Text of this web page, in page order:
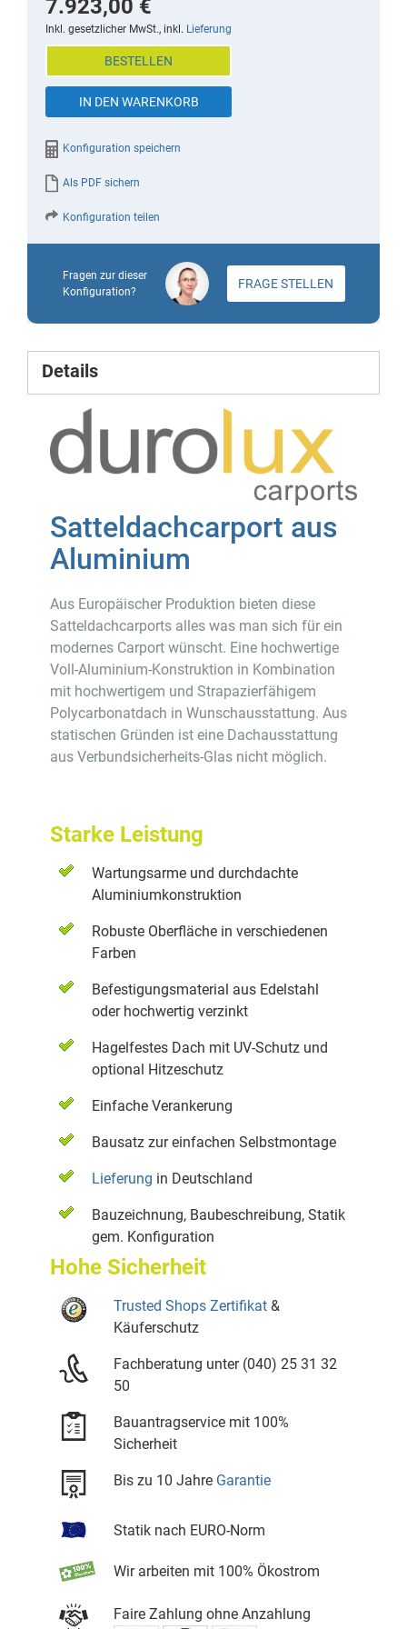
images
7.923,00 €
Inkl. gesetzlicher MwSt., inkl. Lieferung
IN DEN WARENKORB
BESTELLEN
Konfiguration speichern
Als PDF sichern
Konfiguration teilen
Fragen zur dieser
Konfiguration?
FRAGE STELLEN
Details
Satteldachcarport aus
Aluminium
Aus Europäischer Produktion bieten diese
Satteldachcarports alles was man sich für ein
modernes Carport wünscht. Eine hochwertige
Voll-Aluminium-Konstruktion in Kombination
mit hochwertigem und Strapazierfähigem
Polycarbonatdach in Wunschausstattung. Aus
statischen Gründen ist eine Dachausstattung
aus Verbundsicherheits-Glas nicht möglich.
Starke Leistung
Wartungsarme und durchdachte
Aluminiumkonstruktion
Robuste Oberfläche in verschiedenen
Farben
Befestigungsmaterial aus Edelstahl
oder hochwertig verzinkt
Hagelfestes Dach mit UV-Schutz und
optional Hitzeschutz
Einfache Verankerung
Bausatz zur einfachen Selbstmontage
Lieferung in Deutschland
Bauzeichnung, Baubeschreibung, Statik
gem. Konfiguration
Hohe Sicherheit
Trusted Shops Zertifikat &
Käuferschutz
Fachberatung unter (040) 25 31 32
50
Bauantragservice mit 100%
Sicherheit
Bis zu 10 Jahre Garantie
Statik nach EURO-Norm
Wir arbeiten mit 100% Ökostrom
Faire Zahlung ohne Anzahlung